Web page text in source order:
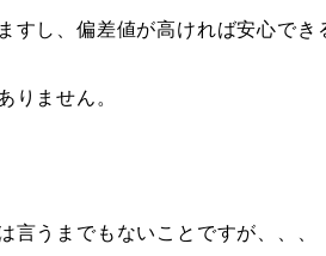
し、偏差値が高ければ安心でき
りません。
うまでもないことですが、、、